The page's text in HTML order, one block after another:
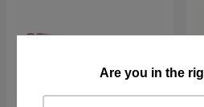
Are you in the